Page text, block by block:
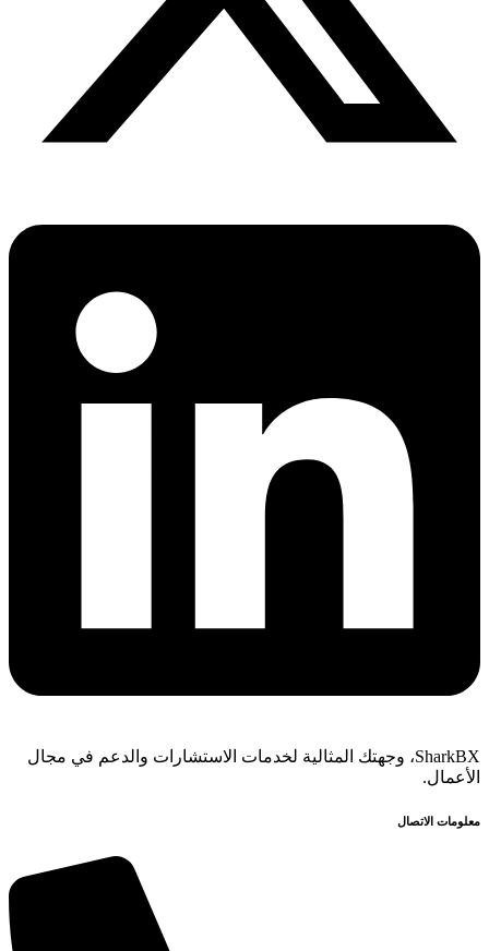
SharkBX، وجهتك المثالية لخدمات الاستشارات والدعم في مجال
الأعمال.
معلومات الاتصال